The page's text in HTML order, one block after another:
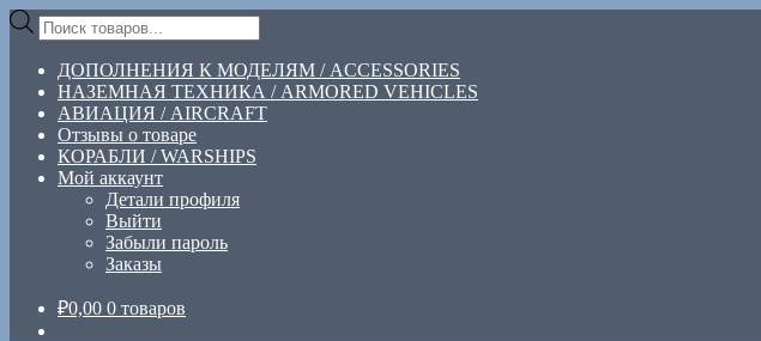
Перейти
навигации
Перейти
содержимому
Поиск
товаров
ДОПОЛНЕНИЯ К МОДЕЛЯМ / ACCESSORIES
НАЗЕМНАЯ ТЕХНИКА / ARMORED VEHICLES
АВИАЦИЯ / AIRCRAFT
Отзывы о товаре
КОРАБЛИ / WARSHIPS
Мой аккаунт
Детали профиля
Выйти
Забыли пароль
Заказы
₽0,00 0 товаров